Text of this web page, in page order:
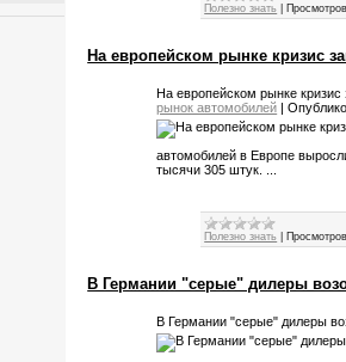
Полезно знать
На европейском рынке кризис
На европейском рынке
рынок автомобилей |
автомобилей в Европе
тысячи 305 штук. ...
Полезно знать
В Германии "серые" дилеры
В Германии "серые" дилеры